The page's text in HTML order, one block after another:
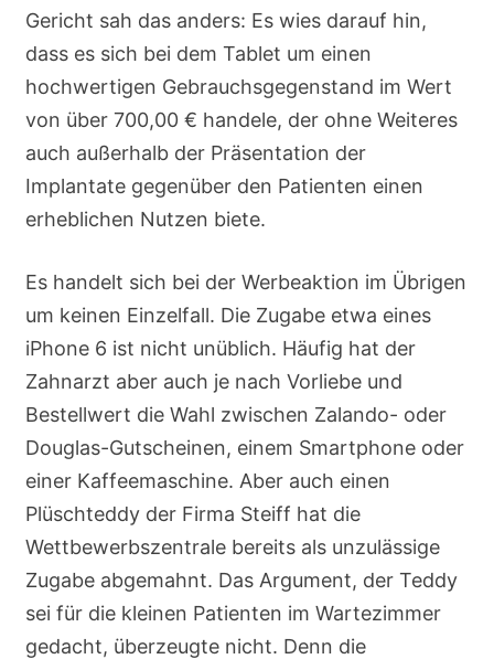
Gericht sah das anders: Es wies darauf hin,
dass es sich bei dem Tablet um einen
hochwertigen Gebrauchsgegenstand im Wert
von über 700,00 € handele, der ohne Weiteres
auch außerhalb der Präsentation der
Implantate gegenüber den Patienten einen
erheblichen Nutzen biete.
Es handelt sich bei der Werbeaktion im Übrigen
um keinen Einzelfall. Die Zugabe etwa eines
iPhone 6 ist nicht unüblich. Häufig hat der
Zahnarzt aber auch je nach Vorliebe und
Bestellwert die Wahl zwischen Zalando- oder
Douglas-Gutscheinen, einem Smartphone oder
einer Kaffeemaschine. Aber auch einen
Plüschteddy der Firma Steiff hat die
Wettbewerbszentrale bereits als unzulässige
Zugabe abgemahnt. Das Argument, der Teddy
sei für die kleinen Patienten im Wartezimmer
gedacht, überzeugte nicht. Denn die